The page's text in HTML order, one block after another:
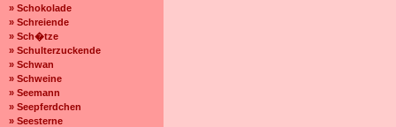
» Schokolade
» Schreiende
» Sch�tze
» Schulterzuckende
» Schwan
» Schweine
» Seemann
» Seepferdchen
» Seesterne